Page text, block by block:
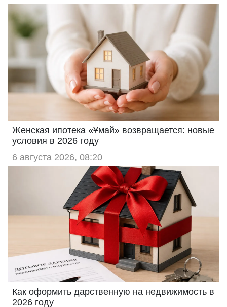
Женская ипотека «Ұмай» возвращается: новые
условия в 2026 году
6 августа 2026, 08:20
Как оформить дарственную на недвижимость в
2026 году